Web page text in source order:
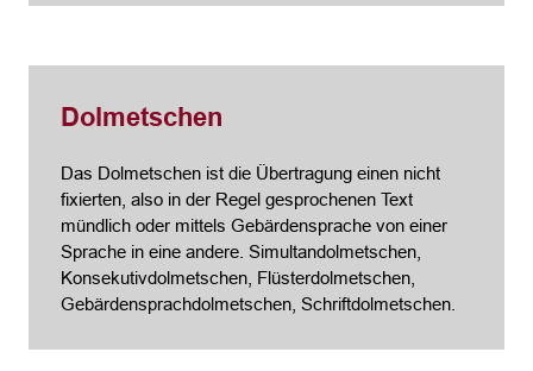
Dolmetschen
Das Dolmetschen ist die Übertragung einen nicht
fixierten, also in der Regel gesprochenen Text
mündlich oder mittels Gebärdensprache von einer
Sprache in eine andere. Simultandolmetschen,
Konsekutivdolmetschen, Flüsterdolmetschen,
Gebärdensprachdolmetschen, Schriftdolmetschen.